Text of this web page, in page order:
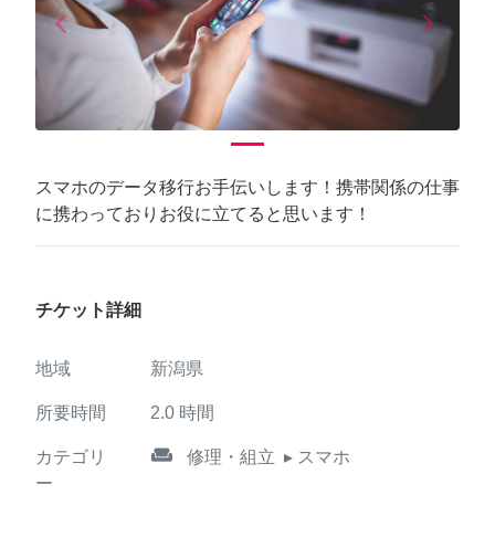
arrow_back_iosPrevious arrow_forward_iosNext
スマホのデータ移行お手伝いします！携帯関係の仕事
に携わっておりお役に立てると思います！
チケット詳細
地域 新潟県
所要時間 2.0 時間
カテゴリ
ー
weekend 修理・組立 ▸ スマホ